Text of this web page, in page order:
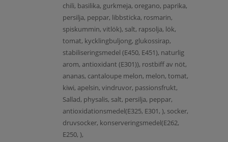
chili, basilika, gurkmeja, oregano, paprika,
persilja, peppar, libbsticka, rosmarin,
spiskummin, vitlök), salt, rapsolja, lök,
tomat, kycklingbuljong, glukossirap,
stabiliseringsmedel (E450, E451), naturlig
arom, antioxidant (E301)), rostbiff av nöt,
ananas, cantaloupe melon, melon, tomat,
kiwi, apelsin, vindruvor, passionsfrukt,
Sallad, physalis, salt, persilja, peppar,
antioxidationsmedel(E325, E301, ), socker,
druvsocker, konserveringsmedel(E262,
E250, ),